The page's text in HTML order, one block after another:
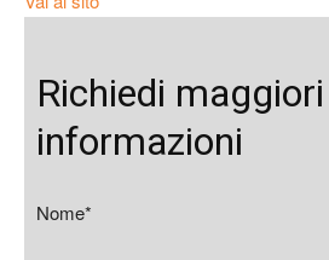
Richiedi maggiori
informazioni
Nome*